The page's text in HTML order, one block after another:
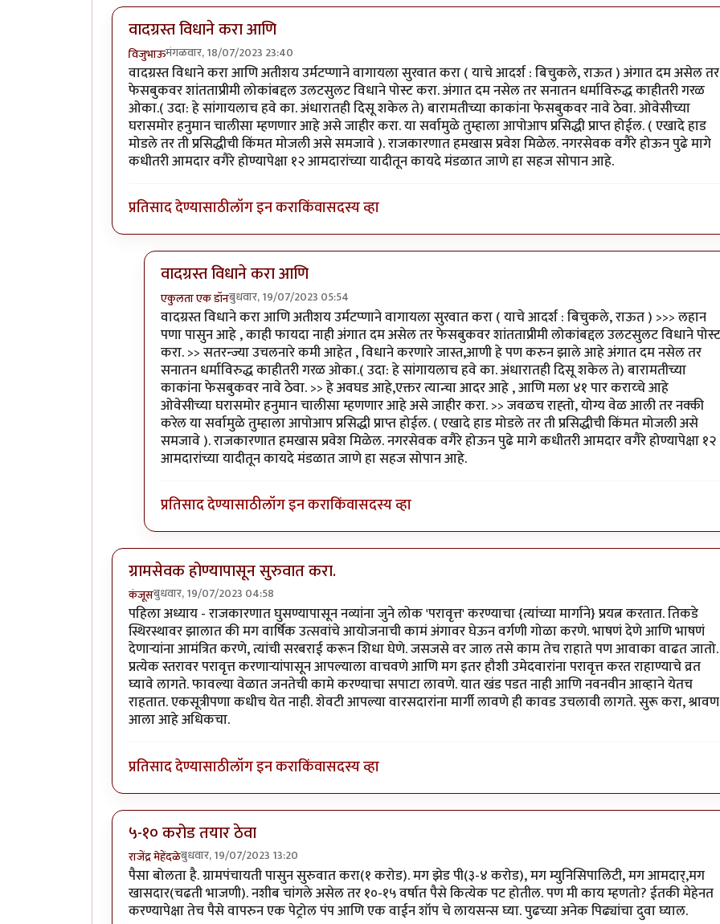
वादग्रस्त विधाने करा आणि
विजुभाऊमंगळवार, 18/07/2023 23:40
वादग्रस्त विधाने करा आणि अतीशय उर्मटप्णाने वागायला सुरवात करा ( याचे आदर्श : बिचुकले, राऊत ) अंगात दम असेल तर
फेसबुकवर शांतताप्रीमी लोकांबद्दल उलटसुलट विधाने पोस्ट करा. अंगात दम नसेल तर सनातन धर्माविरुद्ध काहीतरी गरळ
ओका.( उदा: हे सांगायलाच हवे का. अंधारातही दिसू शकेल ते) बारामतीच्या काकांना फेसबुकवर नावे ठेवा. ओवेसीच्या
घरासमोर हनुमान चालीसा म्हणणार आहे असे जाहीर करा. या सर्वामुळे तुम्हाला आपोआप प्रसिद्धी प्राप्त होईल. ( एखादे हाड
मोडले तर ती प्रसिद्धीची किंमत मोजली असे समजावे ). राजकारणात हमखास प्रवेश मिळेल. नगरसेवक वगैरे होऊन पुढे मागे
कधीतरी आमदार वगैरे होण्यापेक्षा १२ आमदारांच्या यादीतून कायदे मंडळात जाणे हा सहज सोपान आहे.
प्रतिसाद देण्यासाठीलॉग इन कराकिंवासदस्य व्हा
वादग्रस्त विधाने करा आणि
एकुलता एक डॉनबुधवार, 19/07/2023 05:54
In reply toवादग्रस्त विधाने करा आणिbyविजुभाऊ
वादग्रस्त विधाने करा आणि अतीशय उर्मटप्णाने वागायला सुरवात करा ( याचे आदर्श : बिचुकले, राऊत ) >>> लहान
पणा पासुन आहे , काही फायदा नाही अंगात दम असेल तर फेसबुकवर शांतताप्रीमी लोकांबद्दल उलटसुलट विधाने पोस्ट
करा. >> सतरन्ज्या उचलनारे कमी आहेत , विधाने करणारे जास्त,आणी हे पण करुन झाले आहे अंगात दम नसेल तर
सनातन धर्माविरुद्ध काहीतरी गरळ ओका.( उदा: हे सांगायलाच हवे का. अंधारातही दिसू शकेल ते) बारामतीच्या
काकांना फेसबुकवर नावे ठेवा. >> हे अवघड आहे,एक्तर त्यान्चा आदर आहे , आणि मला ४१ पार कराय्चे आहे
ओवेसीच्या घरासमोर हनुमान चालीसा म्हणणार आहे असे जाहीर करा. >> जवळच राह्तो, योग्य वेळ आली तर नक्की
करेल या सर्वामुळे तुम्हाला आपोआप प्रसिद्धी प्राप्त होईल. ( एखादे हाड मोडले तर ती प्रसिद्धीची किंमत मोजली असे
समजावे ). राजकारणात हमखास प्रवेश मिळेल. नगरसेवक वगैरे होऊन पुढे मागे कधीतरी आमदार वगैरे होण्यापेक्षा १२
आमदारांच्या यादीतून कायदे मंडळात जाणे हा सहज सोपान आहे.
प्रतिसाद देण्यासाठीलॉग इन कराकिंवासदस्य व्हा
ग्रामसेवक होण्यापासून सुरुवात करा.
कंजूसबुधवार, 19/07/2023 04:58
पहिला अध्याय - राजकारणात घुसण्यापासून नव्यांना जुने लोक 'परावृत्त' करण्याचा {त्यांच्या मार्गाने} प्रयत्न करतात. तिकडे
स्थिरस्थावर झालात की मग वार्षिक उत्सवांचे आयोजनाची कामं अंगावर घेऊन वर्गणी गोळा करणे. भाषणं देणे आणि भाषणं
देणाऱ्यांना आमंत्रित करणे, त्यांची सरबराई करून शिधा घेणे. जसजसे वर जाल तसे काम तेच राहाते पण आवाका वाढत जातो.
प्रत्येक स्तरावर परावृत्त करणाऱ्यांपासून आपल्याला वाचवणे आणि मग इतर हौशी उमेदवारांना परावृत्त करत राहाण्याचे व्रत
घ्यावे लागते. फावल्या वेळात जनतेची कामे करण्याचा सपाटा लावणे. यात खंड पडत नाही आणि नवनवीन आव्हाने येतच
राहतात. एकसूत्रीपणा कधीच येत नाही. शेवटी आपल्या वारसदारांना मार्गी लावणे ही कावड उचलावी लागते. सुरू करा, श्रावण
आला आहे अधिकचा.
प्रतिसाद देण्यासाठीलॉग इन कराकिंवासदस्य व्हा
५-१० करोड तयार ठेवा
राजेंद्र मेहेंदळेबुधवार, 19/07/2023 13:20
पैसा बोलता है. ग्रामपंचायती पासुन सुरुवात करा(१ करोड). मग झेड पी(३-४ करोड), मग म्युनिसिपालिटी, मग आमदार्,मग
खासदार(चढती भाजणी). नशीब चांगले असेल तर १०-१५ वर्षात पैसे कित्येक पट होतील. पण मी काय म्हणतो? ईतकी मेहेनत
करण्यापेक्षा तेच पैसे वापरुन एक पेट्रोल पंप आणि एक वाईन शॉप चे लायसन्स घ्या. पुढच्या अनेक पिढ्यांचा दुवा घ्याल.